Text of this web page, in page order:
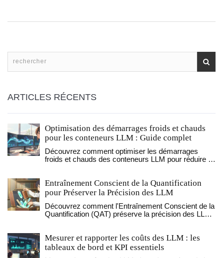
ARTICLES RÉCENTS
Optimisation des démarrages froids et chauds
pour les conteneurs LLM : Guide complet
Découvrez comment optimiser les démarrages
froids et chauds des conteneurs LLM pour réduire la
Entraînement Conscient de la Quantification
pour Préserver la Précision des LLM
Découvrez comment l'Entraînement Conscient de la
Quantification (QAT) préserve la précision des LLM
Mesurer et rapporter les coûts des LLM : les
tableaux de bord et KPI essentiels